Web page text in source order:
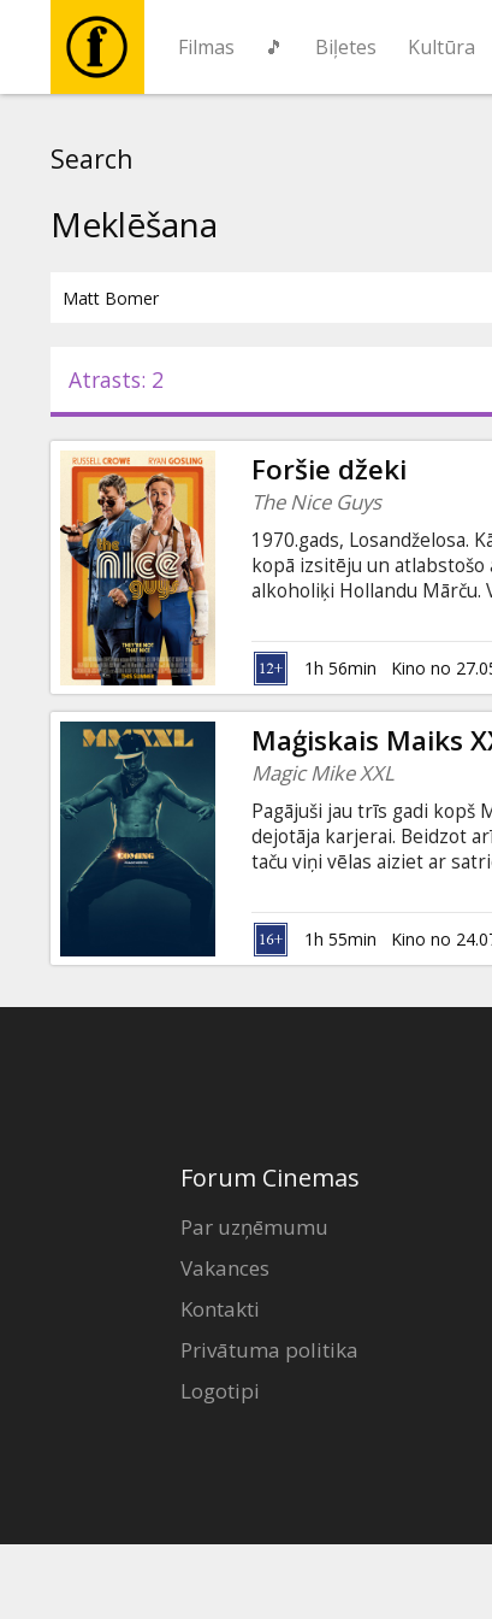
Filmas 🎵 Biļetes Kultūra
Pasākumi
Ziņas
Dāvanu
kartes
Uzkodas
B2B
Kino
Klubs
Search
Meklēšana
Atrasts: 2
Foršie džeki
The Nice Guys
1970.gads, Losandželosa.
kopā izsitēju un
alkoholiķi Hollandu
incidenta. Tā kā
ar augstākajiem varas
ASV auto industrijā. Filma
1h 56min Kino no
Maģiskais Maiks
Magic Mike XXL
Pagājuši jau trīs gadi kopš
dejotāja karjerai. Beidzot
taču viņi vēlas aiziet ar
puiši atjauno senās
kustības, lai viņu
valodā ar subtitriem
1h 55min Kino no
Forum Cinemas
Par uzņēmumu
Vakances
Kontakti
Privātuma politika
Logotipi